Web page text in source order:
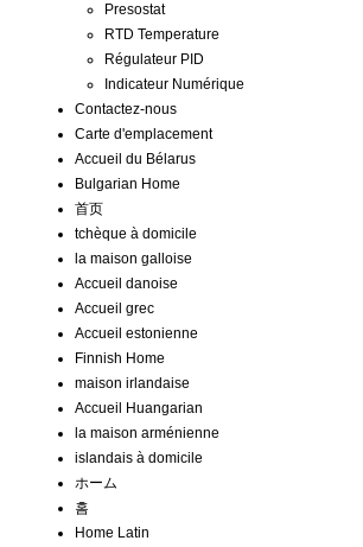
Presostat
RTD Temperature
Régulateur PID
Indicateur Numérique
Contactez-nous
Carte d'emplacement
Accueil du Bélarus
Bulgarian Home
首页
tchèque à domicile
la maison galloise
Accueil danoise
Accueil grec
Accueil estonienne
Finnish Home
maison irlandaise
Accueil Huangarian
la maison arménienne
islandais à domicile
ホーム
홈
Home Latin